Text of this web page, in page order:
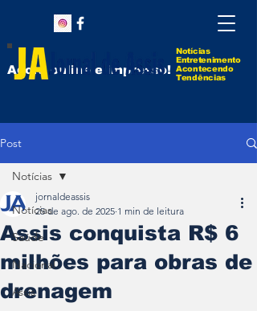
Notícias
Entretenimento
Acontecendo
Tendências
Agora online e impresso!
Post
Notícias
Saúde
Nacional
Assis
Notícias
Assis conquista R$ 6
milhões para obras de
drenagem
jornaldeassis
25 de ago. de 2025 1 min de leitura